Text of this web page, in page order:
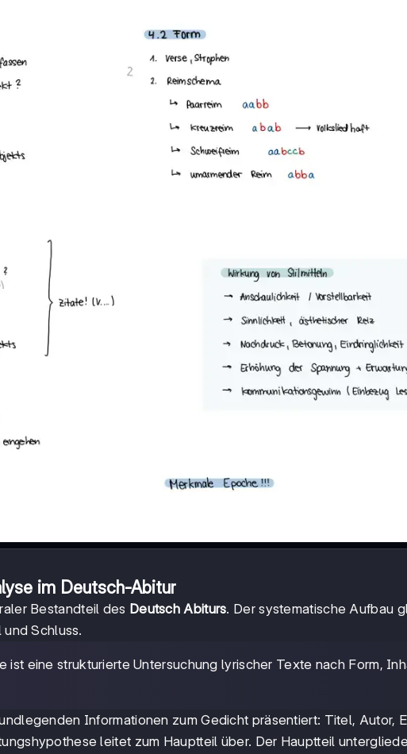
im Deutsch-Abitur
Bestandteil des Deutsch Abiturs. Der systematische Aufbau
Schluss.
ist eine strukturierte Untersuchung lyrischer Texte nach Form,
Informationen zum Gedicht präsentiert: Titel, Autor,
leitet zum Hauptteil über. Der Hauptteil